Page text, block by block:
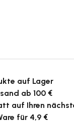
auf Lager
ab 100 €
auf Ihren
für 4,9 €